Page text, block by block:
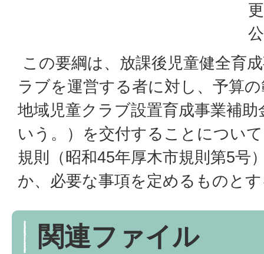
この要綱は、放課後児童健全育
ラブを運営する者に対し、予算
地域児童クラブ設置育成事業補
いう。）を交付することについ
規則（昭和45年厚木市規則第5号
か、必要な事項を定めるものと
関連ファイル